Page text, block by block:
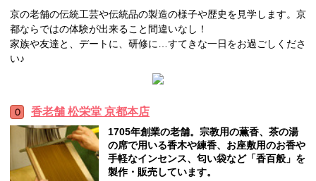
京の老舗の伝統工芸や伝統品の製造の様子や歴史を見学します。京
都ならではの体験が出来ること間違いなし！
家族や友達と、デートに、研修に…すてきな一日をお過ごしくださ
い♪
香老舗 松栄堂 京都本店
1705年創業の老舗。宗教用の薫香、茶の湯
の席で用いる香木や練香、お座敷用のお香や
手軽なインセンス、匂い袋など「香百般」を
製作・販売しています。